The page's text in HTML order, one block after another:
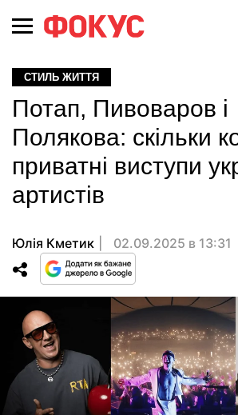
СТИЛЬ ЖИТТЯ
Потап, Пивоваров і
Полякова: скільки
приватні виступи
артистів
Юлія Кметик 02.09.2025 в 13:31